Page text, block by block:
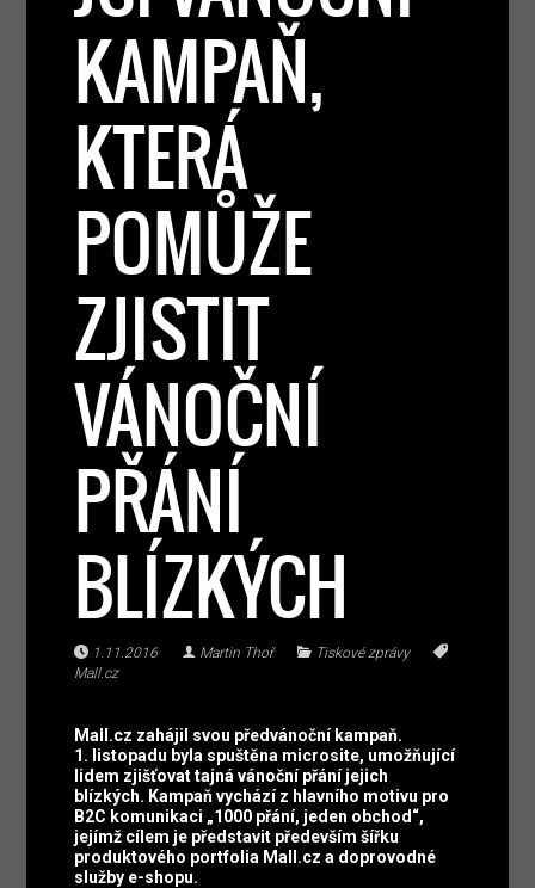
KAMPAŇ,
KTERÁ
POMŮŽE
ZJISTIT
VÁNOČNÍ
PŘÁNÍ
BLÍZKÝCH
1.11.2016 Martin Thoř
Tiskové zprávy
Mall.cz
Mall.cz zahájil svou předvánoční kampaň.
1. listopadu byla spuštěna microsite, umožňující
lidem zjišťovat tajná vánoční přání jejich
blízkých. Kampaň vychází z hlavního motivu pro
B2C komunikaci „1000 přání, jeden obchod“,
jejímž cílem je představit především šířku
produktového portfolia Mall.cz a doprovodné
služby e-shopu.